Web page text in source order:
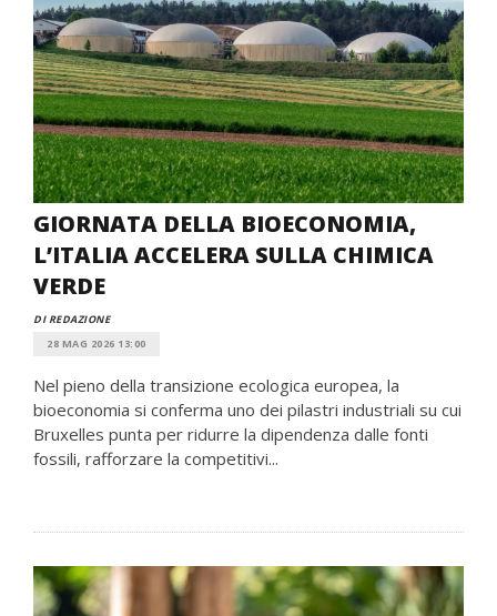
GIORNATA DELLA BIOECONOMIA,
L’ITALIA ACCELERA SULLA CHIMICA
VERDE
DI REDAZIONE
28 MAG 2026 13:00
Nel pieno della transizione ecologica europea, la
bioeconomia si conferma uno dei pilastri industriali su cui
Bruxelles punta per ridurre la dipendenza dalle fonti
fossili, rafforzare la competitivi...